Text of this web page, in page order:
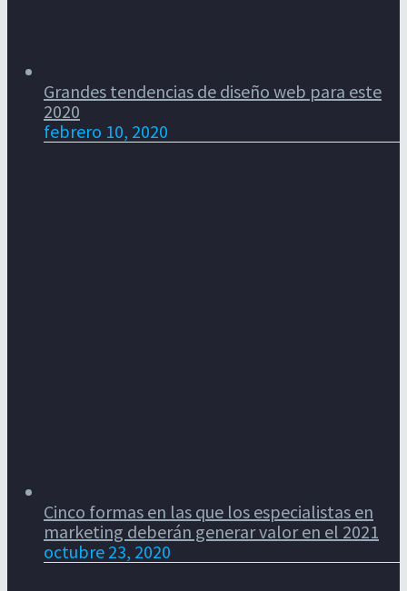
Grandes tendencias de diseño web para este
2020
febrero 10, 2020
Cinco formas en las que los especialistas en
marketing deberán generar valor en el 2021
octubre 23, 2020